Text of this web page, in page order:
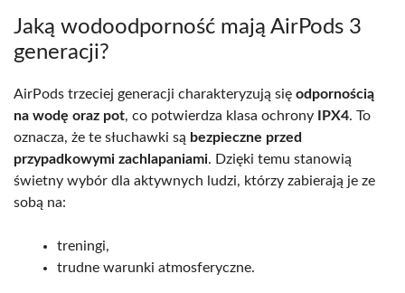
Jaką wodoodporność mają AirPods 3
generacji?
AirPods trzeciej generacji charakteryzują się odpornością
na wodę oraz pot, co potwierdza klasa ochrony IPX4. To
oznacza, że te słuchawki są bezpieczne przed
przypadkowymi zachlapaniami. Dzięki temu stanowią
świetny wybór dla aktywnych ludzi, którzy zabierają je ze
sobą na:
treningi,
trudne warunki atmosferyczne.